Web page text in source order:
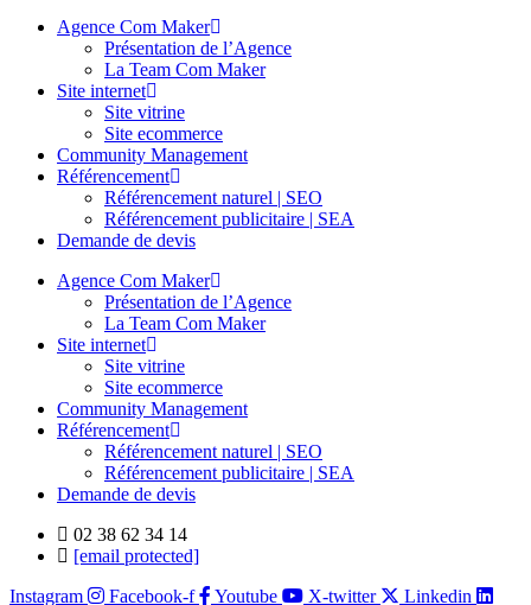
Agence Com Maker
Présentation de l’Agence
La Team Com Maker
Site internet
Site vitrine
Site ecommerce
Community Management
Référencement
Référencement naturel | SEO
Référencement publicitaire | SEA
Demande de devis
Agence Com Maker
Présentation de l’Agence
La Team Com Maker
Site internet
Site vitrine
Site ecommerce
Community Management
Référencement
Référencement naturel | SEO
Référencement publicitaire | SEA
Demande de devis
02 38 62 34 14
[email protected]
Instagram
Facebook-f Youtube X-twitter Linkedin